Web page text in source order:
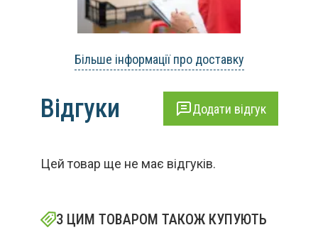
Більше інформації про доставку
Відгуки Додати відгук
Цей товар ще не має відгуків.
З ЦИМ ТОВАРОМ ТАКОЖ КУПУЮТЬ